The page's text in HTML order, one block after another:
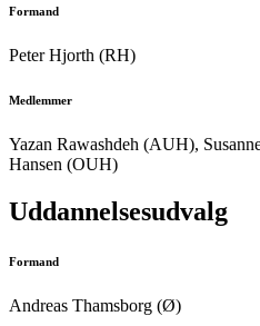
Formand
Peter Hjorth (RH)
Medlemmer
Yazan Rawashdeh (AUH),
Hansen (OUH)
Uddannelsesudvalg
Formand
Andreas Thamsborg (Ø)